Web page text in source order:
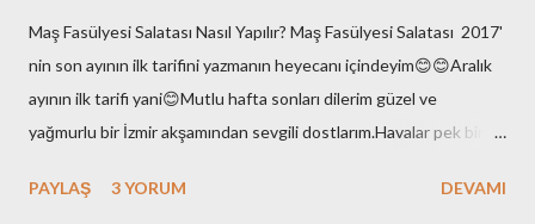
Maş Fasülyesi Salatası Nasıl Yapılır? Maş Fasülyesi Salatası 2017'
nin son ayının ilk tarifini yazmanın heyecanı içindeyim😊😊Aralık
ayının ilk tarifi yani😊Mutlu hafta sonları dilerim güzel ve
yağmurlu bir İzmir akşamından sevgili dostlarım.Havalar pek bir
değil.Ara da bir soğuyor kışın varlığını hissettiriyor sonra
PAYLAŞ 3 YORUM DEVAMI